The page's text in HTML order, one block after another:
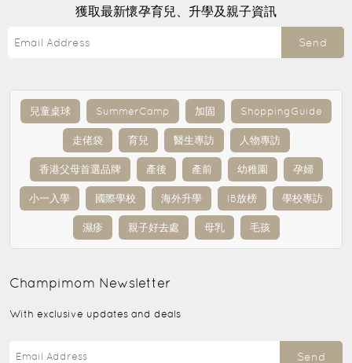
獲取最新懷孕育兒、升學及親子資訊
Send
兒童桌球 SummerCamp 加固 ShoppingGuide
走佬袋 育兒 醫生專訪 人物專訪
香港父母首選品牌 產後 產前 幼稚園 孕婦
小一入學 國際學校 海外升學 IB放榜 學校專訪
濕疹 親子好去處 母乳 毛孩
Champimom Newsletter
With exclusive updates and deals
Send